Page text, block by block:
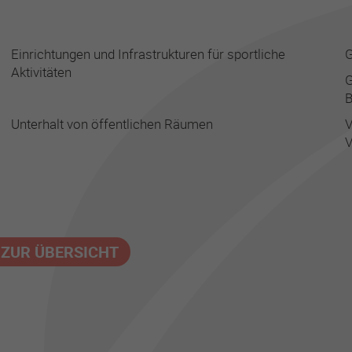
Einrichtungen und Infrastrukturen für sportliche
Aktivitäten
Unterhalt von öffentlichen Räumen
ÜBERSICHT